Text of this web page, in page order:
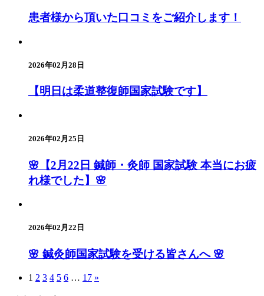
患者様から頂いた口コミをご紹介します！
2026年02月28日
【明日は柔道整復師国家試験です】
2026年02月25日
🌸【2月22日 鍼師・灸師 国家試験 本当にお疲
れ様でした】🌸
2026年02月22日
🌸 鍼灸師国家試験を受ける皆さんへ 🌸
1 2 3 4 5 6 … 17 »